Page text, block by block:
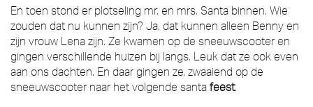
En toen stond er plotseling mr. en mrs. Santa binnen. Wie
zouden dat nu kunnen zijn? Ja, dat kunnen alleen Benny en
zijn vrouw Lena zijn. Ze kwamen op de sneeuwscooter en
gingen verschillende huizen bij langs. Leuk dat ze ook even
aan ons dachten. En daar gingen ze, zwaaiend op de
sneeuwscooter naar het volgende santa feest.